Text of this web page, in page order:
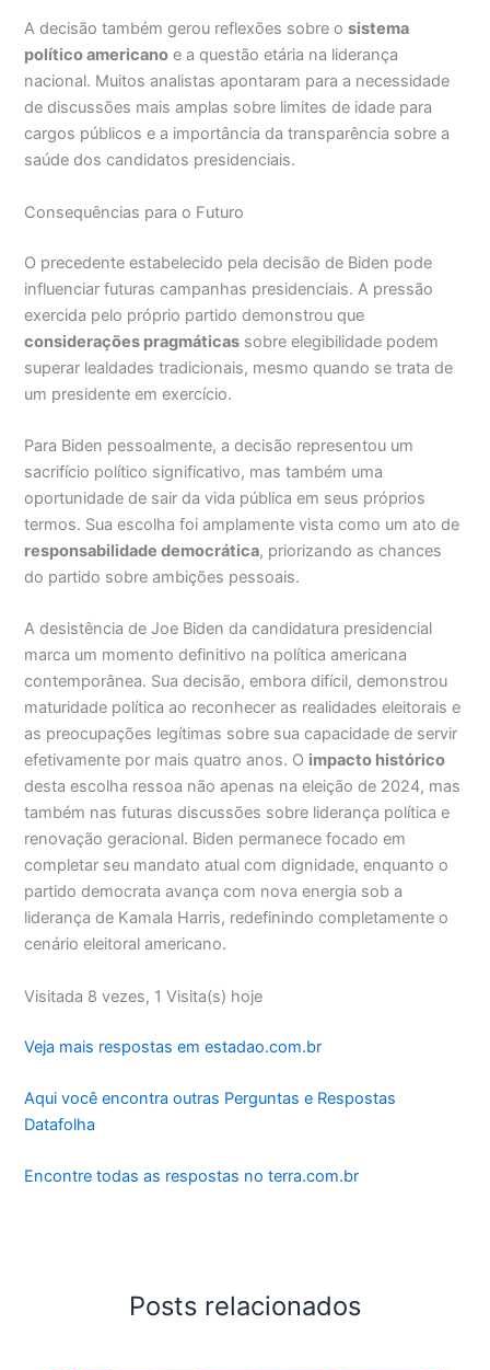
A decisão também gerou reflexões sobre osistema
político americano e a questão etária na liderança
nacional. Muitos analistas apontaram para a necessidade
de discussões mais amplas sobre limites de idade para
cargos públicos e a importância da transparência sobre a
saúde dos candidatos presidenciais.
Consequências para o Futuro
O precedente estabelecido pela decisão de Biden pode
influenciar futuras campanhas presidenciais. A pressão
exercida pelo próprio partido demonstrou que
considerações pragmáticas sobre elegibilidade podem
superar lealdades tradicionais, mesmo quando se trata de
um presidente em exercício.
Para Biden pessoalmente, a decisão representou um
sacrifício político significativo, mas também uma
oportunidade de sair da vida pública em seus próprios
termos. Sua escolha foi amplamente vista como um ato de
responsabilidade democrática, priorizando as chances
do partido sobre ambições pessoais.
A desistência de Joe Biden da candidatura presidencial
marca um momento definitivo na política americana
contemporânea. Sua decisão, embora difícil, demonstrou
maturidade política ao reconhecer as realidades eleitorais e
as preocupações legítimas sobre sua capacidade de servir
efetivamente por mais quatro anos. O impacto histórico
desta escolha ressoa não apenas na eleição de 2024, mas
também nas futuras discussões sobre liderança política e
renovação geracional. Biden permanece focado em
completar seu mandato atual com dignidade, enquanto o
partido democrata avança com nova energia sob a
liderança de Kamala Harris, redefinindo completamente o
cenário eleitoral americano.
Visitada 8 vezes, 1 Visita(s) hoje
Veja mais respostas em estadao.com.br
Aqui você encontra outras Perguntas e Respostas
Datafolha
Encontre todas as respostas no terra.com.br
Posts relacionados